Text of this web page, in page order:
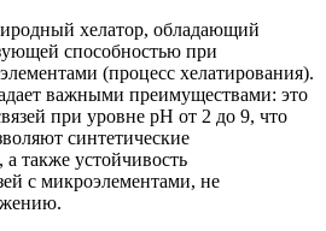
хелатор, обладающий
способностью при
(процесс хелатирования).
важными преимуществами: это
при уровне pH от 2 до 9, что
синтетические
также устойчивость
с микроэлементами, не